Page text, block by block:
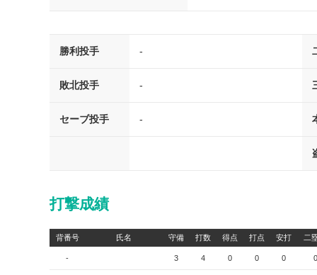
勝利投手 -
敗北投手 -
セーブ投手 -
打撃成績
背番号 氏名 守備 打数 得点 打点 安打 二
- 3 4 0 0 0 0